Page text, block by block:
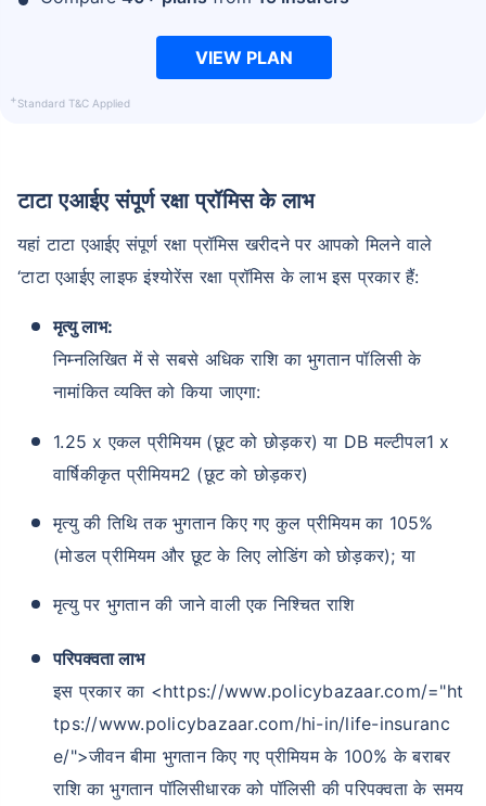
VIEW PLAN
+Standard T&C Applied
टाटा एआईए संपूर्ण रक्षा प्रॉमिस के लाभ
यहां टाटा एआईए संपूर्ण रक्षा प्रॉमिस खरीदने पर आपको मिलने वाले
‘टाटा एआईए लाइफ इंश्योरेंस रक्षा प्रॉमिस के लाभ इस प्रकार हैं:
मृत्यु लाभ:
निम्नलिखित में से सबसे अधिक राशि का भुगतान पॉलिसी के
नामांकित व्यक्ति को किया जाएगा:
1.25 x एकल प्रीमियम (छूट को छोड़कर) या DB मल्टीपल1 x
वार्षिकीकृत प्रीमियम2 (छूट को छोड़कर)
मृत्यु की तिथि तक भुगतान किए गए कुल प्रीमियम का 105%
(मोडल प्रीमियम और छूट के लिए लोडिंग को छोड़कर); या
मृत्यु पर भुगतान की जाने वाली एक निश्चित राशि
परिपक्वता लाभ
इस प्रकार का <https://www.policybazaar.com/="ht
tps://www.policybazaar.com/hi-in/life-insuranc
e/">जीवन बीमा भुगतान किए गए प्रीमियम के 100% के बराबर
राशि का भुगतान पॉलिसीधारक को पॉलिसी की परिपक्वता के समय
उम्र टर्म इंश्योरेंस प्रीमियम को
कैसे प्रभावित करती है
44 वर्ष